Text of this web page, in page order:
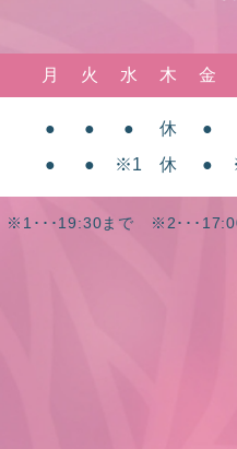
月 火 水 木 金
● ● ● 休 ●
● ● ※1 休 ●
※1･･･19:30まで ※2･･･